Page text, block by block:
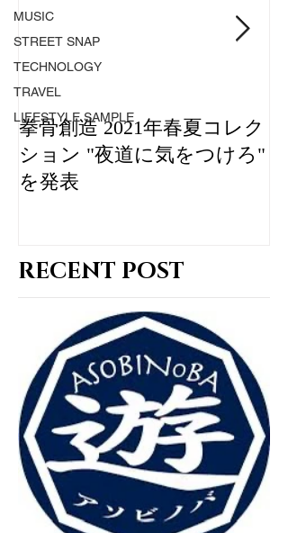
MUSIC
STREET SNAP
TECHNOLOGY
TRAVEL
LIFESTYLE SAMPLE
拳骨創造 2021年春夏コレク
ション "夜道に気をつけろ"
を発表
RECENT POST